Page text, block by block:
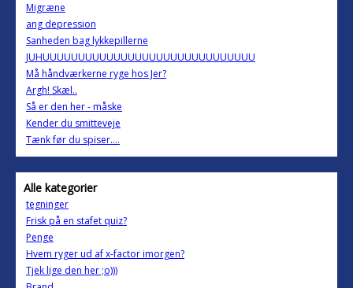
Migræne
ang depression
Sanheden bag lykkepillerne
JUHUUUUUUUUUUUUUUUUUUUUUUUUUUUUUU
Må håndværkerne ryge hos Jer?
Argh! Skæl..
Så er den her - måske
Kender du smitteveje
Tænk før du spiser....
Alle kategorier
tegninger
Frisk på en stafet quiz?
Penge
Hvem ryger ud af x-factor imorgen?
Tjek lige den her ;o)))